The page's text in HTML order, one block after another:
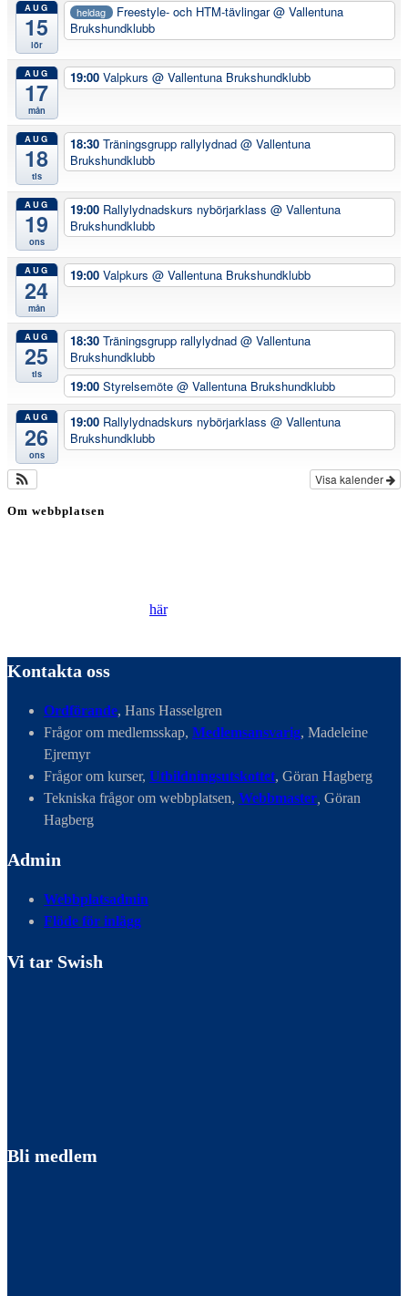
AUG
15
lör
heldag Freestyle- och HTM-tävlingar@ Vallentuna
Brukshundklubb
AUG
17
mån
19:00 Valpkurs @ Vallentuna Brukshundklubb
AUG
18
tis
18:30 Träningsgrupp rallylydnad @ Vallentuna
Brukshundklubb
AUG
19
ons
19:00 Rallylydnadskurs nybörjarklass @ Vallentuna
Brukshundklubb
AUG
24
mån
19:00 Valpkurs @ Vallentuna Brukshundklubb
AUG
25
tis
18:30 Träningsgrupp rallylydnad @ Vallentuna
Brukshundklubb
19:00 Styrelsemöte @ Vallentuna Brukshundklubb
AUG
26
ons
19:00 Rallylydnadskurs nybörjarklass @ Vallentuna
Brukshundklubb
Visa kalender
Om webbplatsen
här.
Kontakta oss
Ordförande, Hans Hasselgren
Frågor om medlemsskap, Medlemsansvarig, Madeleine
Ejremyr
Frågor om kurser, Utbildningsutskottet, Göran Hagberg
Tekniska frågor om webbplatsen, Webbmaster Göran
Hagberg
Admin
Webbplatsadmin
Flöde för inlägg
Vi tar Swish
Bli medlem